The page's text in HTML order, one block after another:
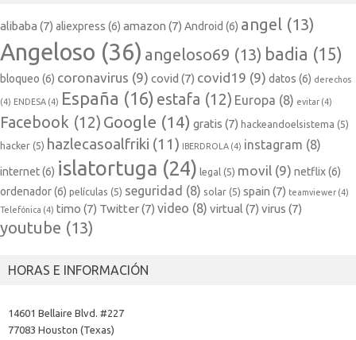
alibaba (7) aliexpress (6) amazon (7) Android (6) angel (13)
Angeloso (36) angeloso69 (13) badia (15)
bloqueo (6) coronavirus (9) covid (7) covid19 (9) datos (6) derechos
(4) ENDESA (4) España (16) estafa (12) Europa (8) evitar (4)
Facebook (12) Google (14) gratis (7) hackeandoelsistema (5)
hacker (5) hazlecasoalfriki (11) IBERDROLA (4) instagram (8)
internet(6) islatortuga (24) legal (5) movil (9) netflix(6)
ordenador(6) películas (5) seguridad (8) solar (5) spain (7) teamviewer (4)
Telefónica (4) timo (7) Twitter(7) video (8) virtual (7) virus (7)
youtube (13)
HORAS E INFORMACIÓN
14601 Bellaire Blvd. #227
77083 Houston (Texas)